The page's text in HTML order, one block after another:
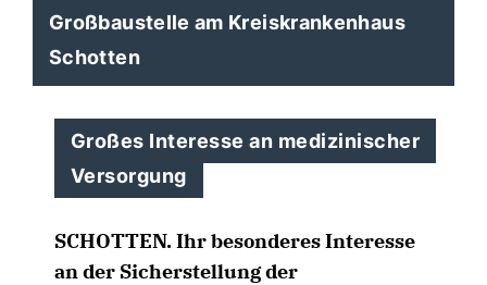
Großbaustelle am Kreiskrankenhaus
Schotten
Großes Interesse an medizinischer
Versorgung
SCHOTTEN.Ihr besonderes Interesse
an der Sicherstellung der